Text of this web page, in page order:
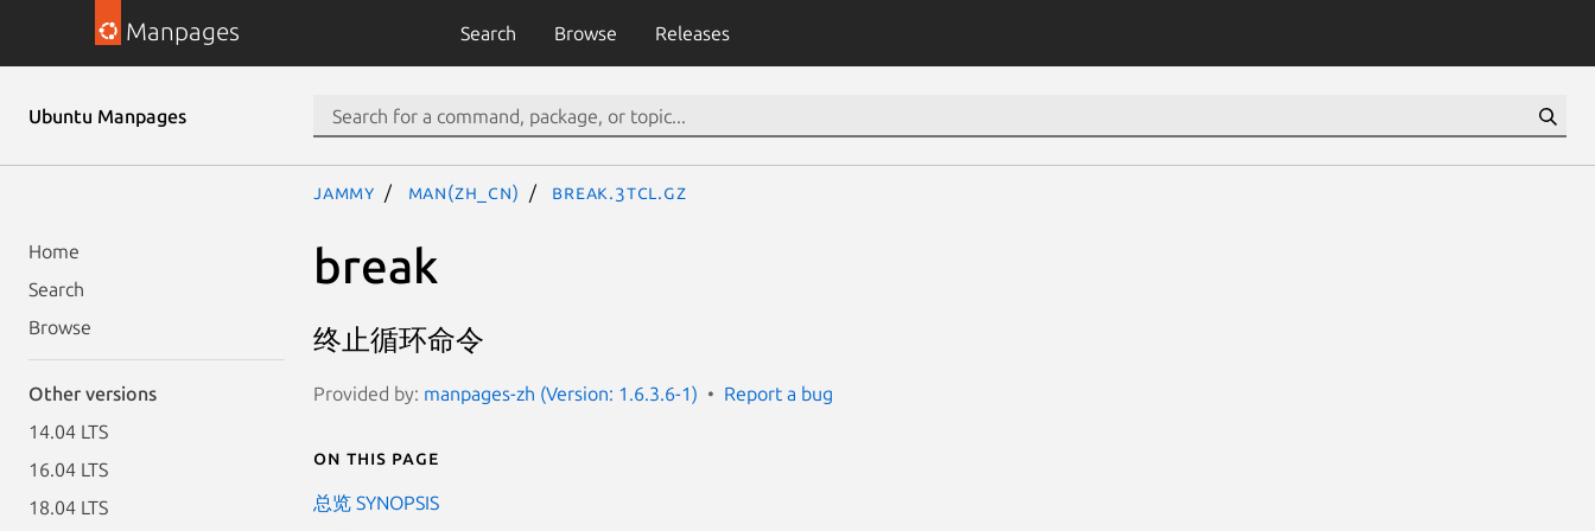
Manpages Search Browse Releases
Ubuntu Manpages
Home
Search
Browse
Other versions
14.04 LTS
16.04 LTS
18.04 LTS
jammy man(zh_CN) break.3tcl.gz
break
终止循环命令
Provided by: manpages-zh (Version: 1.6.3.6-1) Report a bug
On this page
总览 SYNOPSIS